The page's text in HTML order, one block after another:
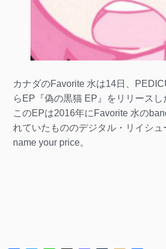
カナダのFavorite 水は14日、
らEP『偽の黒猫 EP』をリリースし
このEPは2016年にFavorite 水の
れていたもののデジタル・リイシュ
name your price。